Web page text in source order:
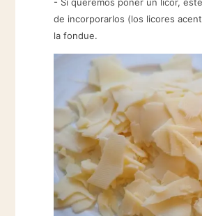
de incorporarlos (los licores
la fondue.